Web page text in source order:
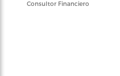
Consultor Financiero